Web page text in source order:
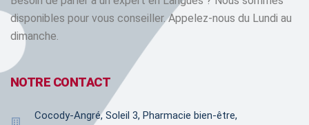
disponibles pour vous conseiller. Appelez-nous du Lundi au
dimanche.
NOTRE CONTACT
Cocody-Angré, Soleil 3, Pharmacie bien-être,